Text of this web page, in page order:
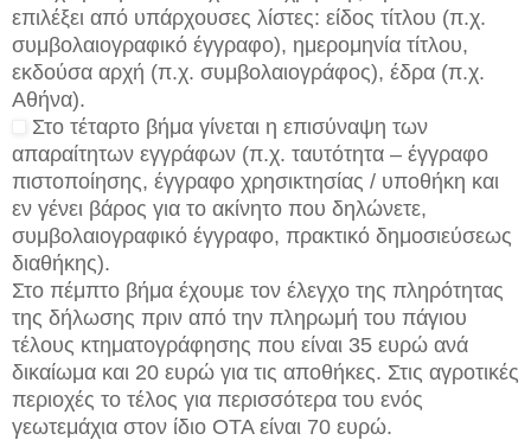
επιλέξει από υπάρχουσες λίστες: είδος τίτλου (π.χ.
συμβολαιογραφικό έγγραφο), ημερομηνία τίτλου,
εκδούσα αρχή (π.χ. συμβολαιογράφος), έδρα (π.χ.
Αθήνα).
Στο τέταρτο βήμα γίνεται η επισύναψη των
απαραίτητων εγγράφων (π.χ. ταυτότητα – έγγραφο
πιστοποίησης, έγγραφο χρησικτησίας / υποθήκη και
εν γένει βάρος για το ακίνητο που δηλώνετε,
συμβολαιογραφικό έγγραφο, πρακτικό δημοσιεύσεως
διαθήκης).
Στο πέμπτο βήμα έχουμε τον έλεγχο της πληρότητας
της δήλωσης πριν από την πληρωμή του πάγιου
τέλους κτηματογράφησης που είναι 35 ευρώ ανά
δικαίωμα και 20 ευρώ για τις αποθήκες. Στις αγροτικές
περιοχές το τέλος για περισσότερα του ενός
γεωτεμάχια στον ίδιο ΟΤΑ είναι 70 ευρώ.